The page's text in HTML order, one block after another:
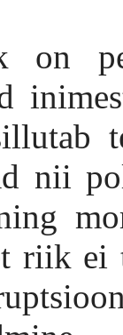
on
nii
riik ei